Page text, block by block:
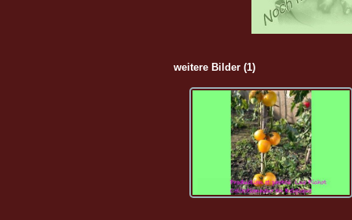
weitere Bilder (1)